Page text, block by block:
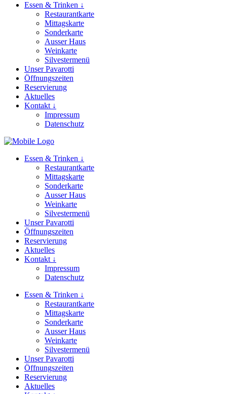
Essen & Trinken ↓
Restaurantkarte
Mittagskarte
Sonderkarte
Ausser Haus
Weinkarte
Silvestermenü
Unser Pavarotti
Öffnungszeiten
Reservierung
Aktuelles
Kontakt ↓
Impressum
Datenschutz
Essen & Trinken ↓
Restaurantkarte
Mittagskarte
Sonderkarte
Ausser Haus
Weinkarte
Silvestermenü
Unser Pavarotti
Öffnungszeiten
Reservierung
Aktuelles
Kontakt ↓
Impressum
Datenschutz
Essen & Trinken ↓
Restaurantkarte
Mittagskarte
Sonderkarte
Ausser Haus
Weinkarte
Silvestermenü
Unser Pavarotti
Öffnungszeiten
Reservierung
Aktuelles